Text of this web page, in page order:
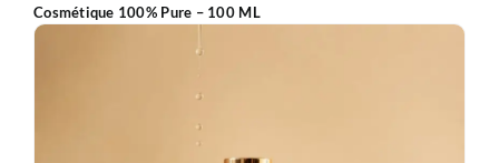
Cosmétique 100% Pure – 100 ML